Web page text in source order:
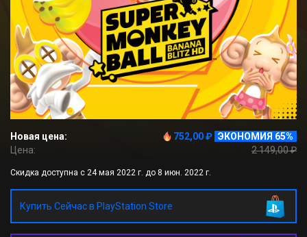
Новая цена: 752,00 ₽ ЭКОНОМИЯ 65%
Цена:
2 149,00 ₽
Скидка доступна с 24 мая 2022 г. до 8 июн. 2022 г.
Купить Сейчас в PlayStation Store